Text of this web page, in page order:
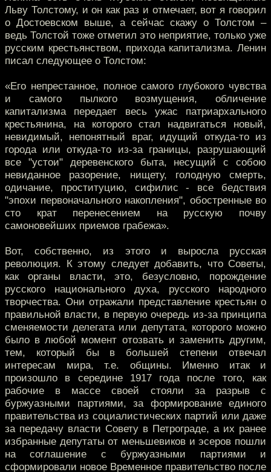
Льву Толстому, и он как раз и отмечает, вот я говорил
о Достоевском выше, а сейчас скажу о Толстом –
ведь Толстой тоже отметил это неприятие, только уже
русским крестьянством, прихода капитализма. Ленин
писал следующее о Толстом:
«Его непрестанное, полное самого глубокого чувства
и самого пылкого возмущения, обличение
капитализма передает весь ужас патриархального
крестьянина, на которого стал надвигаться новый,
невидимый, непонятный враг, идущий откуда-то из
города или откуда-то из-за границы, разрушающий
все "устои" деревенского быта, несущий с собою
невиданное разорение, нищету, голодную смерть,
одичание, проституцию, сифилис - все бедствия
"эпохи первоначального накопления", обостренные во
сто крат перенесением на русскую почву
самоновейших приемов грабежа».
Вот, собственно, из этого и выросла русская
революция. К этому следует добавить, что Советы,
как органы власти, это, безусловно, порождение
русского национального духа, русского народного
творчества. Они отражали представление крестьян о
правильной власти, в первую очередь из-за принципа
сменяемости делегата или депутата, которого можно
было в любой момент отозвать и заменить другим,
тем, который бы в большей степени отвечал
интересам мира, т.е. общины. Именно итак и
произошло в середине 1917 года после того, как
рабочие в массе своей стояли за разрыв с
буржуазными партиями, за формирование единого
правительства из социалистических партий или даже
за передачу власти Совету в Петрограде, а их ранее
избранные депутаты от меньшевиков и эсеров пошли
на соглашение с буржуазными партиями и
сформировали новое Временное правительство после